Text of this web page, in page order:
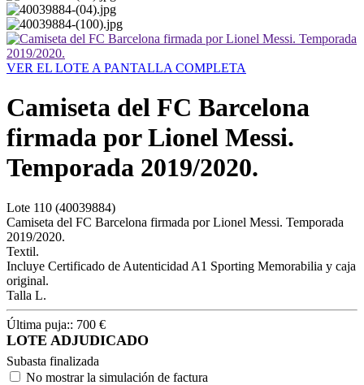
VER EL LOTE A PANTALLA COMPLETA
Camiseta del FC Barcelona
firmada por Lionel Messi.
Temporada 2019/2020.
Lote 110 (40039884)
Camiseta del FC Barcelona firmada por Lionel Messi. Temporada
2019/2020.
Textil.
Incluye Certificado de Autenticidad A1 Sporting Memorabilia y caja
original.
Talla L.
Última puja:: 700 €
LOTE ADJUDICADO
Subasta finalizada
No mostrar la simulación de factura